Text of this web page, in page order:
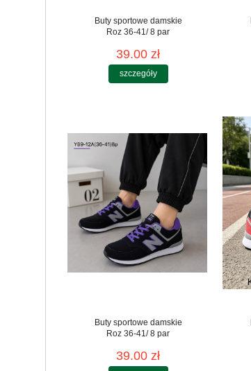
Buty sportowe damskie
Roz 36-41/ 8 par
39.00 zł
szczegóły
Buty sportowe damskie
Roz 36-41/ 8 par
39.00 zł